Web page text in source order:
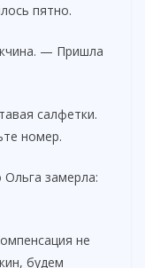
пятно.
— Пришла
салфетки.
номер.
замерла:
не
будем